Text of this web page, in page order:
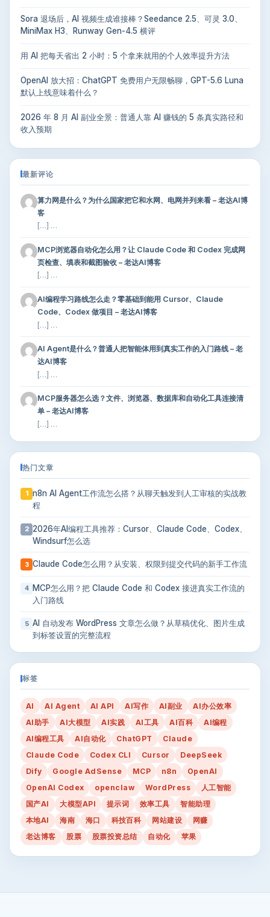
Sora 退场后，AI 视频生成谁接棒？Seedance 2.5、可灵 3.0、
MiniMax H3、Runway Gen-4.5 横评
用 AI 把每天省出 2 小时：5 个拿来就用的个人效率提升方法
OpenAI 放大招：ChatGPT 免费用户无限畅聊，GPT-5.6 Luna
默认上线意味着什么？
2026 年 8 月 AI 副业全景：普通人靠 AI 赚钱的 5 条真实路径和
收入预期
最新评论
算力网是什么？为什么国家把它和水网、电网并列来看 – 老达AI博
客
[…] …
MCP浏览器自动化怎么用？让 Claude Code 和 Codex 完成网
页检查、填表和截图验收 – 老达AI博客
[…] …
AI编程学习路线怎么走？零基础到能用 Cursor、Claude
Code、Codex 做项目 – 老达AI博客
[…] …
AI Agent是什么？普通人把智能体用到真实工作的入门路线 – 老
达AI博客
[…] …
MCP服务器怎么选？文件、浏览器、数据库和自动化工具连接清
单 – 老达AI博客
[…] …
热门文章
1
n8n AI Agent工作流怎么搭？从聊天触发到人工审核的实战教
程
2 2026年AI编程工具推荐：Cursor、Claude Code、Codex、
Windsurf怎么选
3 Claude Code怎么用？从安装、权限到提交代码的新手工作流
4
MCP怎么用？把 Claude Code 和 Codex 接进真实工作流的
入门路线
5 AI 自动发布 WordPress 文章怎么做？从草稿优化、图片生成
到标签设置的完整流程
标签
AI AI Agent AI API AI写作 AI副业
AI办公效率
AI助手
AI大模型 AI实践 AI工具 AI百科
AI编程
AI编程工具
AI自动化 ChatGPT
Claude
Claude Code
Codex CLI Cursor
DeepSeek
Dify
Google AdSense MCP n8n
OpenAI
OpenAI Codex
openclaw WordPress
人工智能
国产AI
大模型API 提示词 效率工具
智能助理
本地AI
海南 海口 科技百科 网站建设
网赚
老达博客
股票 股票投资总结 自动化 苹果